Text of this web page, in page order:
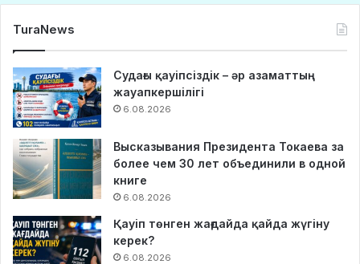
TuraNews
Судағы қауіпсіздік – әр азаматтың
жауапкершілігі
6.08.2026
Высказывания Президента Токаева за
более чем 30 лет объединили в одной
книге
6.08.2026
Қауіп төнген жағдайда қайда жүгіну
керек?
6.08.2026